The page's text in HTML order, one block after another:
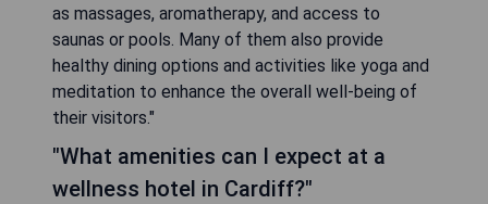
as massages, aromatherapy, and access to
saunas or pools. Many of them also provide
healthy dining options and activities like yoga and
meditation to enhance the overall well-being of
their visitors."
"What amenities can I expect at a
wellness hotel in Cardiff?"